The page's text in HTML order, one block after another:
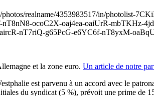
realname/4353983517/in/photolist-
ocoC2X-oaj4ea-oaiUrR-mbTKHz-
nT7riQ-g65PcG-e6YC6f-nT8yxM-
et la zone euro. Un article de notre
est parvenu à un accord avec le
du syndicat (5 %), prévoit une prime de